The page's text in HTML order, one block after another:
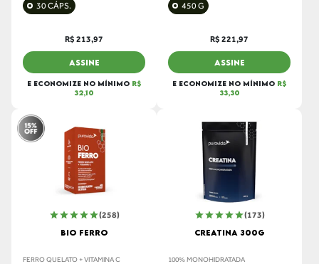
30 CÁPS.
R$ 213,97
ASSINE
E ECONOMIZE NO MÍNIMO R$
32,10
450 G
R$ 221,97
ASSINE
E ECONOMIZE NO MÍNIMO R$
33,30
(258)
BIO FERRO
FERRO QUELATO + VITAMINA C
(173)
CREATINA 300G
100% MONOHIDRATADA